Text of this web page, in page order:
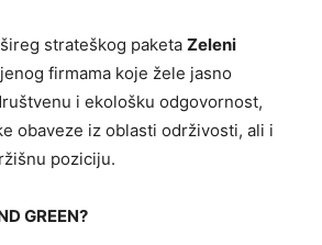
strateškog paketa Zeleni
firmama koje žele jasno
i ekološku odgovornost,
obaveze iz oblasti održivosti, ali i
poziciju.
GREEN?